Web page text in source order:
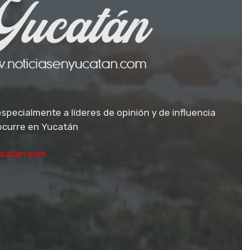
a líderes de opinión y de influencia
en Yucatán